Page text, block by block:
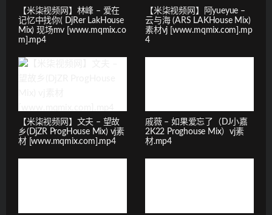
【米柒视频网】林峰 – 爱在
记忆中找你( DjRer LakHouse
Mix) 现场mv [www.mqmix.co
m].mp4
【米柒视频网】阿yueyue –
云与海 (ARS LAKHouse Mix)
素材vj [www.mqmix.com].mp
4
【米柒视频网】文夫 – 望故
乡(DjZR ProgHouse Mix) vj素
材 [www.mqmix.com].mp4
戚薇 – 如果爱忘了（DJ小嘉
2K22 Proghouse Mix）vj素
材.mp4